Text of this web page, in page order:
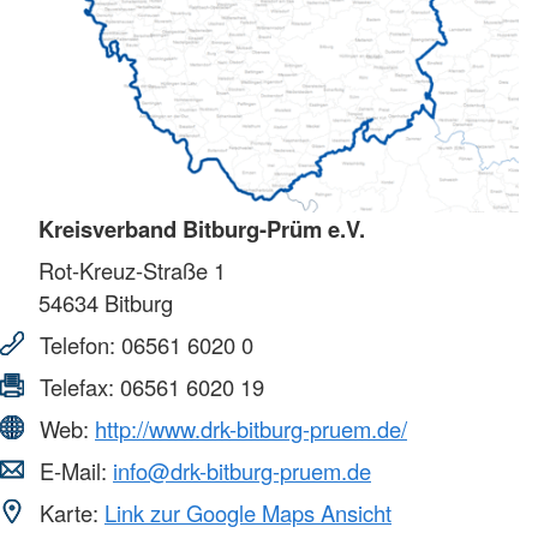
Kreisverband Bitburg-Prüm e.V.
Rot-Kreuz-Straße 1
54634 Bitburg
Telefon: 06561 6020 0
Telefax: 06561 6020 19
Web: http://www.drk-bitburg-pruem.de/
E-Mail: info@drk-bitburg-pruem.de
Karte: Link zur Google Maps Ansicht